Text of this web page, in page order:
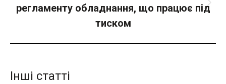
Next
post:
регламенту обладнання, що працює під
тиском
Інші статті